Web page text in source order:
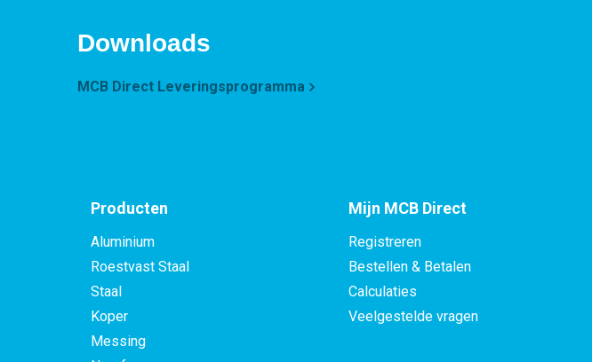
Downloads
MCB Direct Leveringsprogramma
Producten
Aluminium
Roestvast Staal
Staal
Koper
Messing
Mijn MCB Direct
Registreren
Bestellen & Betalen
Calculaties
Veelgestelde vragen